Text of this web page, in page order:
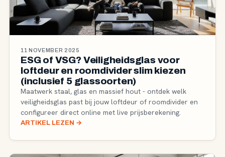
11 NOVEMBER 2025
ESG of VSG? Veiligheidsglas voor
loftdeur en roomdivider slim kiezen
(inclusief 5 glassoorten)
Maatwerk staal, glas en massief hout - ontdek welk
veiligheidsglas past bij jouw loftdeur of roomdivider en
configureer direct online met live prijsberekening.
ARTIKEL LEZEN →